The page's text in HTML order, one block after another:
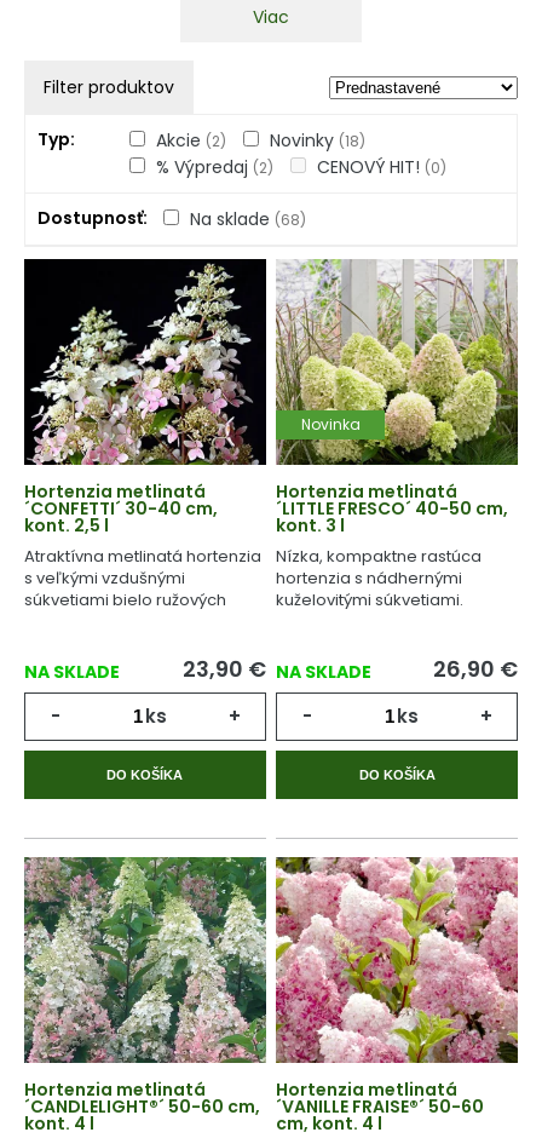
Viac
Filter produktov
Typ Akcie (2) Novinky (18)
% Výpredaj (2) CENOVÝ HIT! (0)
Dostupnosť Na sklade (68)
Hortenzia metlinatá
´CONFETTI´ 30-40 cm,
kont. 2,5 l
Atraktívna metlinatá hortenzia
s veľkými vzdušnými
súkvetiami bielo ružových
NA SKLADE 23,90 €
- ks +
DO KOŠÍKA
Novinka
Hortenzia metlinatá
´LITTLE FRESCO´ 40-50 cm,
kont. 3 l
Nízka, kompaktne rastúca
hortenzia s nádhernými
kuželovitými súkvetiami.
NA SKLADE 26,90 €
- ks +
DO KOŠÍKA
Hortenzia metlinatá
´CANDLELIGHT®´ 50-60 cm,
kont. 4 l
Hortenzia metlinatá
´VANILLE FRAISE®´ 50-60
cm, kont. 4 l